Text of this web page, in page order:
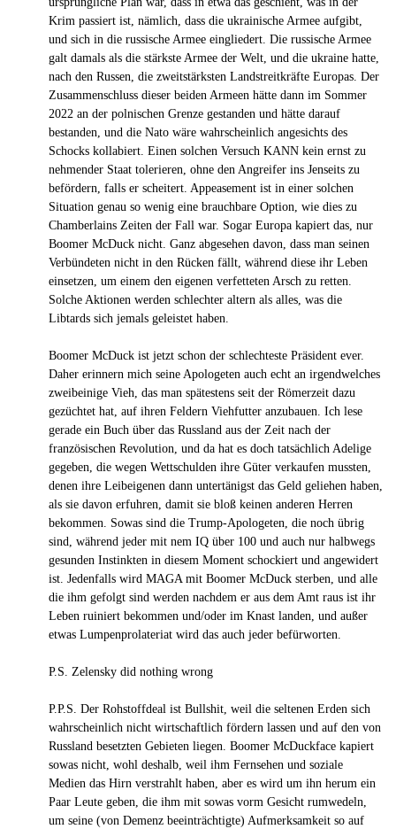
Krim passiert ist, nämlich, dass die ukrainische Armee aufgibt,
und sich in die russische Armee eingliedert. Die russische Armee
galt damals als die stärkste Armee der Welt, und die ukraine hatte,
nach den Russen, die zweitstärksten Landstreitkräfte Europas. Der
Zusammenschluss dieser beiden Armeen hätte dann im Sommer
2022 an der polnischen Grenze gestanden und hätte darauf
bestanden, und die Nato wäre wahrscheinlich angesichts des
Schocks kollabiert. Einen solchen Versuch KANN kein ernst zu
nehmender Staat tolerieren, ohne den Angreifer ins Jenseits zu
befördern, falls er scheitert. Appeasement ist in einer solchen
Situation genau so wenig eine brauchbare Option, wie dies zu
Chamberlains Zeiten der Fall war. Sogar Europa kapiert das, nur
Boomer McDuck nicht. Ganz abgesehen davon, dass man seinen
Verbündeten nicht in den Rücken fällt, während diese ihr Leben
einsetzen, um einem den eigenen verfetteten Arsch zu retten.
Solche Aktionen werden schlechter altern als alles, was die
Libtards sich jemals geleistet haben.
Boomer McDuck ist jetzt schon der schlechteste Präsident ever.
Daher erinnern mich seine Apologeten auch echt an irgendwelches
zweibeinige Vieh, das man spätestens seit der Römerzeit dazu
gezüchtet hat, auf ihren Feldern Viehfutter anzubauen. Ich lese
gerade ein Buch über das Russland aus der Zeit nach der
französischen Revolution, und da hat es doch tatsächlich Adelige
gegeben, die wegen Wettschulden ihre Güter verkaufen mussten,
denen ihre Leibeigenen dann untertänigst das Geld geliehen haben,
als sie davon erfuhren, damit sie bloß keinen anderen Herren
bekommen. Sowas sind die Trump-Apologeten, die noch übrig
sind, während jeder mit nem IQ über 100 und auch nur halbwegs
gesunden Instinkten in diesem Moment schockiert und angewidert
ist. Jedenfalls wird MAGA mit Boomer McDuck sterben, und alle
die ihm gefolgt sind werden nachdem er aus dem Amt raus ist ihr
Leben ruiniert bekommen und/oder im Knast landen, und außer
etwas Lumpenprolateriat wird das auch jeder befürworten.
P.S. Zelensky did nothing wrong
P.P.S. Der Rohstoffdeal ist Bullshit, weil die seltenen Erden sich
wahrscheinlich nicht wirtschaftlich fördern lassen und auf den von
Russland besetzten Gebieten liegen. Boomer McDuckface kapiert
sowas nicht, wohl deshalb, weil ihm Fernsehen und soziale
Medien das Hirn verstrahlt haben, aber es wird um ihn herum ein
Paar Leute geben, die ihm mit sowas vorm Gesicht rumwedeln,
um seine (von Demenz beeinträchtigte) Aufmerksamkeit so auf